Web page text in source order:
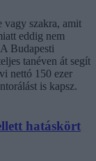
vagy szakra, amit
eddig nem
Budapesti
tanéven át segít
nettó 150 ezer
is kapsz.
hatáskört